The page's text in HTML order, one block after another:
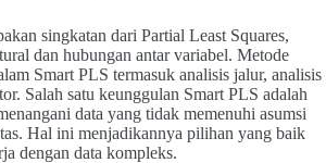
singkatan dari Partial Least Squares,
dan hubungan antar variabel. Metode
Smart PLS termasuk analisis jalur, analisis
Salah satu keunggulan Smart PLS adalah
data yang tidak memenuhi asumsi
Hal ini menjadikannya pilihan yang baik
dengan data kompleks.